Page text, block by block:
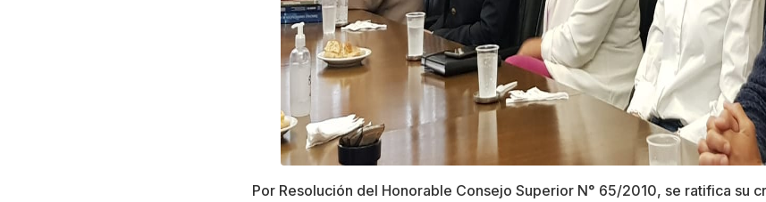
Por Resolución del Honorable Consejo Superior N° 65/2010, se ratifica su